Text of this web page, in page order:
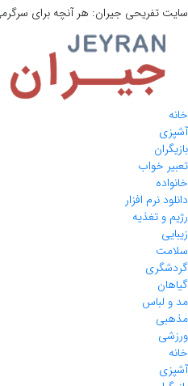
سایت تفریحی جیران: هر آنچه برای
خانه
آشپزی
بازیگران
تعبیر خواب
خانواده
دانلود نرم افزار
رژیم و تغذیه
زیبایی
سلامت
گردشگری
گیاهان
مد و لباس
مذهبی
ورزشی
خانه
آشپزی